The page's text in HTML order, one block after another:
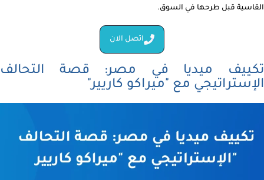
القاسية قبل طرحها في السوق.
اتصل الان
تكييف ميديا في مصر: قصة التحالف
الإستراتيجي مع "ميراكو كاريير"